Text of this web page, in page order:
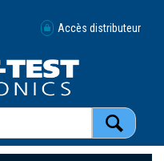
Accès distributeur